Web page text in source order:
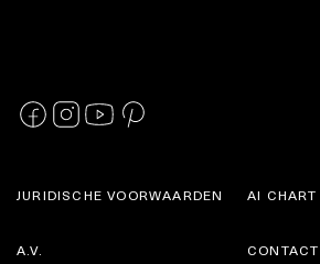
JURIDISCHE VOORWAARDEN
A.V.
AI CHART
CONTACT